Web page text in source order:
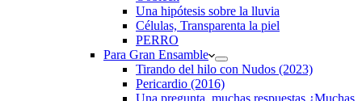
Una hipótesis sobre la lluvia
Células, Transparenta la piel
PERRO
Para Gran Ensamble
Tirando del hilo con Nudos (2023)
Pericardio (2016)
Una pregunta, muchas respuestas ¿Muchas